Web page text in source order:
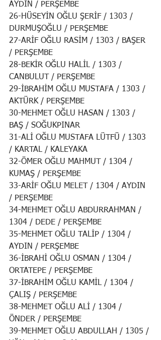
AYDIN / PERŞEMBE
26-HÜSEYİN OĞLU ŞERİF / 1303 /
DURMUŞOĞLU / PERŞEMBE
27-ARİF OĞLU RASİM / 1303 / BAŞER
/ PERŞEMBE
28-BEKİR OĞLU HALİL / 1303 /
CANBULUT / PERŞEMBE
29-İBRAHİM OĞLU MUSTAFA / 1303 /
AKTÜRK / PERŞEMBE
30-MEHMET OĞLU HASAN / 1303 /
BAŞ / SOĞUKPINAR
31-ALİ OĞLU MUSTAFA LÜTFÜ / 1303
/ KARTAL / KALEYAKA
32-ÖMER OĞLU MAHMUT / 1304 /
KUMAŞ / PERŞEMBE
33-ARİF OĞLU MELET / 1304 / AYDIN
/ PERŞEMBE
34-MEHMET OĞLU ABDURRAHMAN /
1304 / DEDE / PERŞEMBE
35-MEHMET OĞLU TALİP / 1304 /
AYDIN / PERŞEMBE
36-İBRAHİ OĞLU OSMAN / 1304 /
ORTATEPE / PERŞEMBE
37-İBRAHİM OĞLU KAMİL / 1304 /
ÇALIŞ / PERŞEMBE
38-MEHMET OĞLU ALİ / 1304 /
ÖNDER / PERŞEMBE
39-MEHMET OĞLU ABDULLAH / 1305 /